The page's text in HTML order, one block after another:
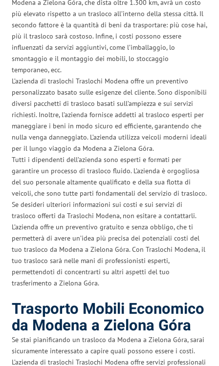
Modena a Zielona Góra, che dista oltre 1.300 km, avrà un costo
più elevato rispetto a un trasloco all’interno della stessa città. Il
secondo fattore è la quantità di beni da trasportare: più cose hai,
più il trasloco sarà costoso. Infine, i costi possono essere
influenzati da servizi aggiuntivi, come l’imballaggio, lo
smontaggio e il montaggio dei mobili, lo stoccaggio
temporaneo, ecc.
L’azienda di traslochi Traslochi Modena offre un preventivo
personalizzato basato sulle esigenze del cliente. Sono disponibili
diversi pacchetti di trasloco basati sull’ampiezza e sui servizi
richiesti. Inoltre, l’azienda fornisce addetti al trasloco esperti per
maneggiare i beni in modo sicuro ed efficiente, garantendo che
nulla venga danneggiato. L’azienda utilizza veicoli moderni ideali
per il lungo viaggio da Modena a Zielona Góra.
Tutti i dipendenti dell’azienda sono esperti e formati per
garantire un processo di trasloco fluido. L’azienda è orgogliosa
del suo personale altamente qualificato e della sua flotta di
veicoli, che sono tutte parti fondamentali del servizio di trasloco.
Se desideri ulteriori informazioni sui costi e sui servizi di
trasloco offerti da Traslochi Modena, non esitare a contattarli.
L’azienda offre un preventivo gratuito e senza obbligo, che ti
permetterà di avere un’idea più precisa dei potenziali costi del
tuo trasloco da Modena a Zielona Góra. Con Traslochi Modena, il
tuo trasloco sarà nelle mani di professionisti esperti,
permettendoti di concentrarti su altri aspetti del tuo
trasferimento a Zielona Góra.
Trasporto Mobili Economico
da Modena a Zielona Góra
Se stai pianificando un trasloco da Modena a Zielona Góra, sarai
sicuramente interessato a capire quali possono essere i costi.
L’azienda di traslochi Traslochi Modena offre servizi professionali